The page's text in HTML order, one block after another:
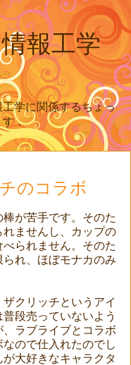
報工学
学に関係するちょっ
す．
のコラボ
が苦手です。そのた
ませんし、カップの
られません。そのた
れ、ほぼモナカのみ
クリッチというアイ
段売っていないよう
ラブライブとコラボ
ので仕入れたのでし
大好きなキャラクタ